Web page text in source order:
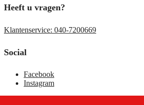
Heeft u vragen?
Klantenservice: 040-7200669
Social
Facebook
Instagram